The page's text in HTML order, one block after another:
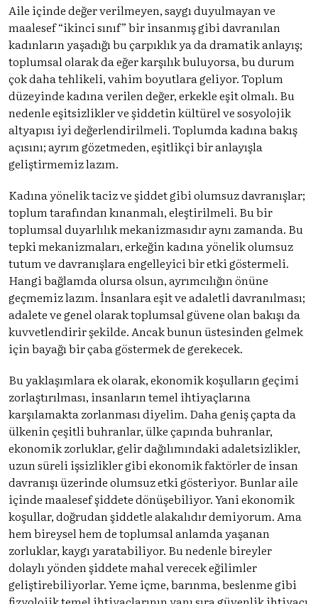
Aile içinde değer verilmeyen, saygı duyulmayan ve
maalesef “ikinci sınıf” bir insanmış gibi davranılan
kadınların yaşadığı bu çarpıklık ya da dramatik anlayış;
toplumsal olarak da eğer karşılık buluyorsa, bu durum
çok daha tehlikeli, vahim boyutlara geliyor. Toplum
düzeyinde kadına verilen değer, erkekle eşit olmalı. Bu
nedenle eşitsizlikler ve şiddetin kültürel ve sosyolojik
altyapısı iyi değerlendirilmeli. Toplumda kadına bakış
açısını; ayrım gözetmeden, eşitlikçi bir anlayışla
geliştirmemiz lazım.
Kadına yönelik taciz ve şiddet gibi olumsuz davranışlar;
toplum tarafından kınanmalı, eleştirilmeli. Bu bir
toplumsal duyarlılık mekanizmasıdır aynı zamanda. Bu
tepki mekanizmaları, erkeğin kadına yönelik olumsuz
tutum ve davranışlara engelleyici bir etki göstermeli.
Hangi bağlamda olursa olsun, ayrımcılığın önüne
geçmemiz lazım. İnsanlara eşit ve adaletli davranılması;
adalete ve genel olarak toplumsal güvene olan bakışı da
kuvvetlendirir şekilde. Ancak bunun üstesinden gelmek
için bayağı bir çaba göstermek de gerekecek.
Bu yaklaşımlara ek olarak, ekonomik koşulların geçimi
zorlaştırılması, insanların temel ihtiyaçlarına
karşılamakta zorlanması diyelim. Daha geniş çapta da
ülkenin çeşitli buhranlar, ülke çapında buhranlar,
ekonomik zorluklar, gelir dağılımındaki adaletsizlikler,
uzun süreli işsizlikler gibi ekonomik faktörler de insan
davranışı üzerinde olumsuz etki gösteriyor. Bunlar aile
içinde maalesef şiddete dönüşebiliyor. Yani ekonomik
koşullar, doğrudan şiddetle alakalıdır demiyorum. Ama
hem bireysel hem de toplumsal anlamda yaşanan
zorluklar, kaygı yaratabiliyor. Bu nedenle bireyler
dolaylı yönden şiddete mahal verecek eğilimler
geliştirebiliyorlar. Yeme içme, barınma, beslenme gibi